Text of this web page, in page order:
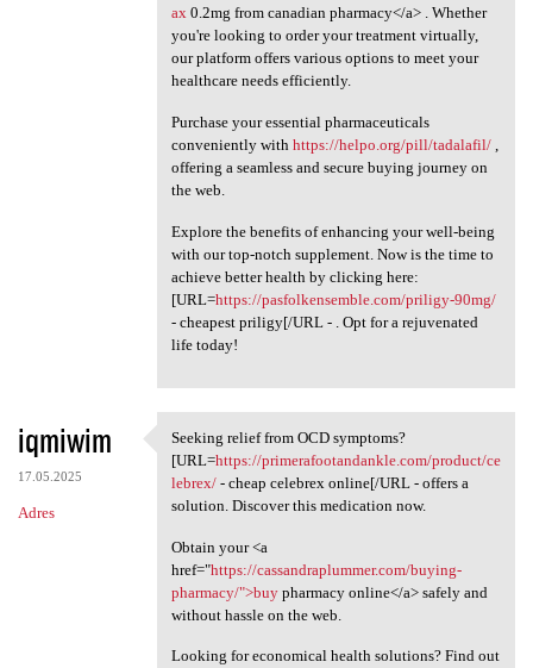
ax0.2mg from canadian pharmacy</a> . Whether
you're looking to order your treatment virtually,
our platform offers various options to meet your
healthcare needs efficiently.
Purchase your essential pharmaceuticals
conveniently with https://helpo.org/pill/tadalafil/,
offering a seamless and secure buying journey on
the web.
Explore the benefits of enhancing your well-being
with our top-notch supplement. Now is the time to
achieve better health by clicking here:
[URL=https://pasfolkensemble.com/priligy-90mg/
- cheapest priligy[/URL - . Opt for a rejuvenated
life today!
iqmiwim
17.05.2025
Adres
Seeking relief from OCD
Seeking relief from OCD symptoms?
[URL=https://primerafootandankle.com/product/ce
lebrex/- cheap celebrex online[/URL - offers a
solution. Discover this medication now.
Obtain your <a
href="https://cassandraplummer.com/buying-
pharmacy/">buypharmacy online</a> safely and
without hassle on the web.
Looking for economical health solutions? Find out